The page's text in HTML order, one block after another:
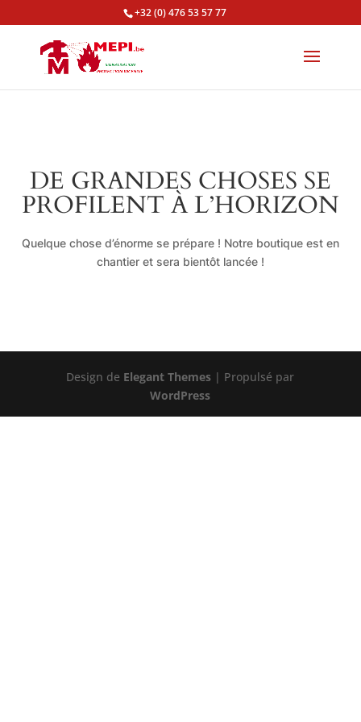
+32 (0) 476 53 57 77
DE GRANDES CHOSES SE
PROFILENT À L’HORIZON
Quelque chose d’énorme se prépare ! Notre boutique est en
chantier et sera bientôt lancée !
Design de Elegant Themes | Propulsé par
WordPress